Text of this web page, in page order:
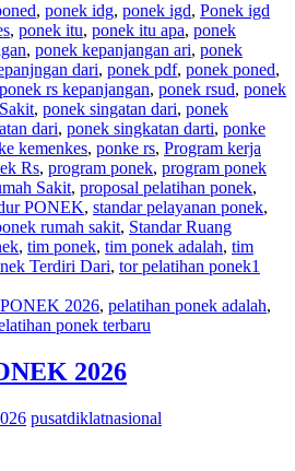
, ponek idg, ponek igd, Ponek igd
, ponek itu, ponek itu apa, ponek
, ponek kepanjangan ari, ponek
dari, ponek pdf, ponek poned,
ponek rs kepanjangan, ponek rsud, ponek
, ponek singatan dari, ponek
dari, ponek singkatan darti, ponke
kemenkes, ponke rs, Program kerja
Rs, program ponek, program ponek
Sakit, proposal pelatihan ponek,
PONEK, standar pelayanan ponek,
rumah sakit, Standar Ruang
, tim ponek, tim ponek adalah, tim
Terdiri Dari, tor pelatihan ponek1
2026, pelatihan ponek adalah,
ponek terbaru
2026
pusatdiklatnasional